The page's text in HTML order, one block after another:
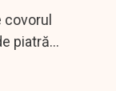
piatră
ale unui